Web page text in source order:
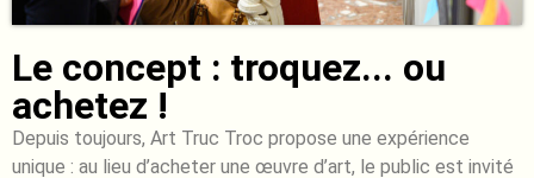
Le concept : troquez... ou
achetez !
Depuis toujours, Art Truc Troc propose une expérience
unique : au lieu d’acheter une œuvre d’art, le public est invité